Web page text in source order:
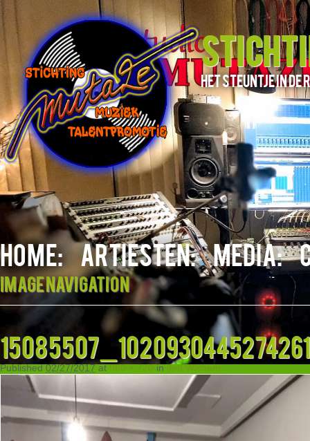
het steuntje in
HOME: ARTIESTEN: MEDIA:
Image navigation
Published02/27/2017at960 × 720inJeff Wisnom